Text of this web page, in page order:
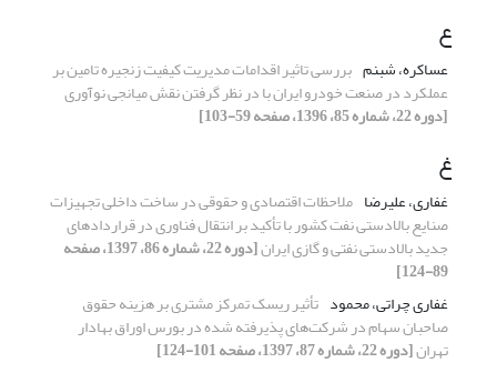
ع
عساکره، شبنم بررسی تاثیر اقدامات مدیریت کیفیت زنجیره تامین بر
عملکرد در صنعت خودرو ایران با در نظر گرفتن نقش میانجی نوآوری
[دوره 22، شماره 85، 1396، صفحه 59-103]
غ
غفاری، علیرضا ملاحظات اقتصادی و حقوقی در ساخت داخلی تجهیزات
صنایع بالادستی نفت کشور با تأکید بر انتقال فناوری در قراردادهای
جدید بالادستی نفتی و گازی ایران [دوره 22، شماره 86، 1397، صفحه
89-124]
غفاری چراتی، محمود تأثیر ریسک تمرکز مشتری بر هزینه حقوق
صاحبان سهام در شرکت‌های پذیرفته شده در بورس اوراق بهادار
تهران[دوره 22، شماره 87، 1397، صفحه 101-124]